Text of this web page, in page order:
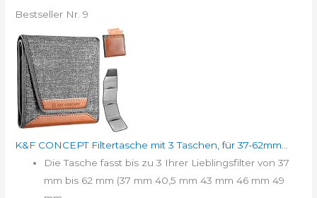
Bestseller Nr. 9
K&F CONCEPT Filtertasche mit 3 Taschen, für 37-62mm...
Die Tasche fasst bis zu 3 Ihrer Lieblingsfilter von 37
mm bis 62 mm (37 mm 40,5 mm 43 mm 46 mm 49